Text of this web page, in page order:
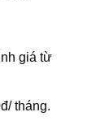
giá từ
tháng.